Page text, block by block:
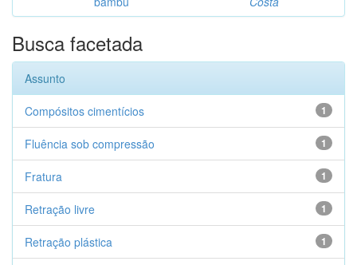
Busca facetada
Assunto
1
Compósitos cimentícios
1
Fluência sob compressão
1
Fratura
1
Retração livre
1
Retração plástica